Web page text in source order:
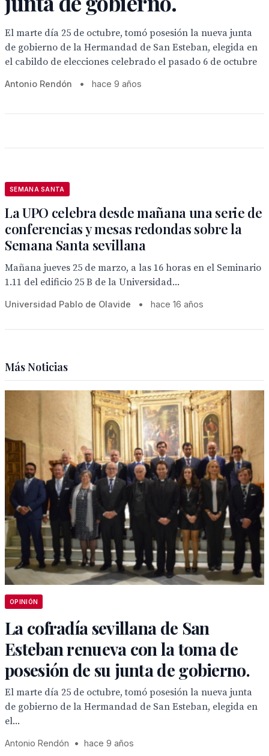
El marte día 25 de octubre, tomó posesión la nueva junta
de gobierno de la Hermandad de San Esteban, elegida en
el cabildo de elecciones celebrado el pasado 6 de octubre
Antonio Rendón • hace 9 años
SEMANA SANTA
La UPO celebra desde mañana una serie de
conferencias y mesas redondas sobre la
Semana Santa sevillana
Mañana jueves 25 de marzo, a las 16 horas en el Seminario
1.11 del edificio 25 B de la Universidad...
Universidad Pablo de Olavide • hace 16 años
Más Noticias
OPINIÓN
La cofradía sevillana de San
Esteban renueva con la toma de
posesión de su junta de gobierno.
El marte día 25 de octubre, tomó posesión la nueva junta
de gobierno de la Hermandad de San Esteban, elegida en
el...
Antonio Rendón • hace 9 años